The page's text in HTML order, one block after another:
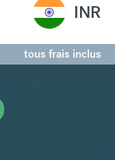
INR
tous frais inclus